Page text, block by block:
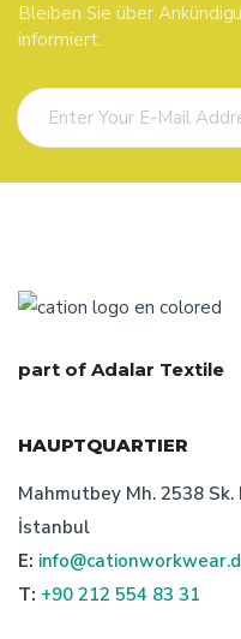
Bleiben Sie über
informiert.
part of Adalar Textile
HAUPTQUARTIER
Mahmutbey Mh. 2538 Sk.
İstanbul
E:
T: +90 212 554 83 31